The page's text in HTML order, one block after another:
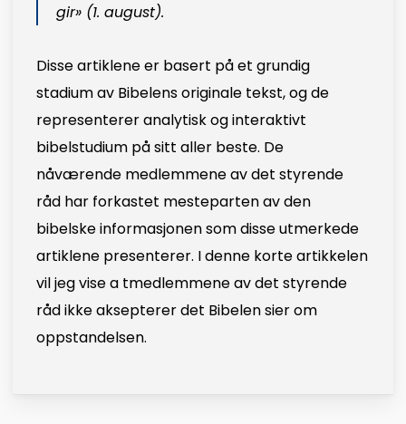
gir» (1. august).
Disse artiklene er basert på et grundig
stadium av Bibelens originale tekst, og de
representerer analytisk og interaktivt
bibelstudium på sitt aller beste. De
nåværende medlemmene av det styrende
råd har forkastet mesteparten av den
bibelske informasjonen som disse utmerkede
artiklene presenterer. I denne korte artikkelen
vil jeg vise a tmedlemmene av det styrende
råd ikke aksepterer det Bibelen sier om
oppstandelsen.